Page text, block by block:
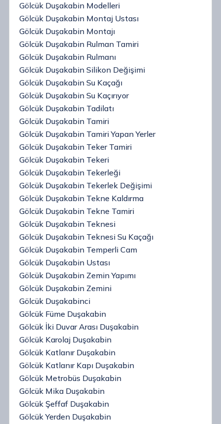
Gölcük Duşakabin Modelleri
Gölcük Duşakabin Montaj Ustası
Gölcük Duşakabin Montajı
Gölcük Duşakabin Rulman Tamiri
Gölcük Duşakabin Rulmanı
Gölcük Duşakabin Silikon Değişimi
Gölcük Duşakabin Su Kaçağı
Gölcük Duşakabin Su Kaçırıyor
Gölcük Duşakabin Tadilatı
Gölcük Duşakabin Tamiri
Gölcük Duşakabin Tamiri Yapan Yerler
Gölcük Duşakabin Teker Tamiri
Gölcük Duşakabin Tekeri
Gölcük Duşakabin Tekerleği
Gölcük Duşakabin Tekerlek Değişimi
Gölcük Duşakabin Tekne Kaldırma
Gölcük Duşakabin Tekne Tamiri
Gölcük Duşakabin Teknesi
Gölcük Duşakabin Teknesi Su Kaçağı
Gölcük Duşakabin Temperli Cam
Gölcük Duşakabin Ustası
Gölcük Duşakabin Zemin Yapımı
Gölcük Duşakabin Zemini
Gölcük Duşakabinci
Gölcük Füme Duşakabin
Gölcük İki Duvar Arası Duşakabin
Gölcük Karolaj Duşakabin
Gölcük Katlanır Duşakabin
Gölcük Katlanır Kapı Duşakabin
Gölcük Metrobüs Duşakabin
Gölcük Mika Duşakabin
Gölcük Şeffaf Duşakabin
Gölcük Yerden Duşakabin